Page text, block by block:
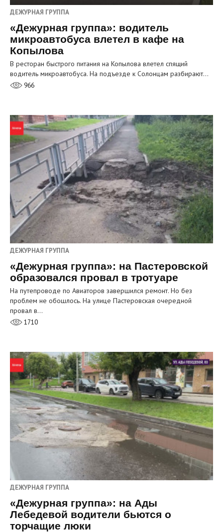
ДЕЖУРНАЯ ГРУППА
«Дежурная группа»: водитель
микроавтобуса влетел в кафе на
Копылова
В ресторан быстрого питания на Копылова влетел спящий
водитель микроавтобуса. На подъезде к Солонцам разбирают…
966
ДЕЖУРНАЯ ГРУППА
«Дежурная группа»: на Пастеровской
образовался провал в тротуаре
На путепроводе по Авиаторов завершился ремонт. Но без
проблем не обошлось. На улице Пастеровская очередной
провал в…
1710
ДЕЖУРНАЯ ГРУППА
«Дежурная группа»: на Ады
Лебедевой водители бьются о
торчащие люки